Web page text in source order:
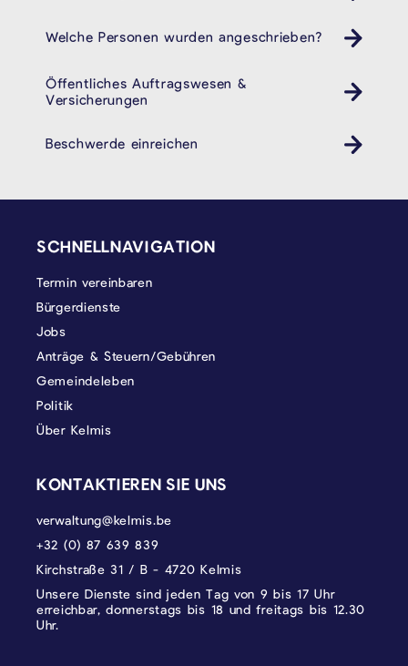
Welche Personen wurden angeschrieben?
Öffentliches Auftragswesen &
Versicherungen
Beschwerde einreichen
SCHNELLNAVIGATION
Termin vereinbaren
Bürgerdienste
Jobs
Anträge & Steuern/Gebühren
Gemeindeleben
Politik
Über Kelmis
KONTAKTIEREN SIE UNS
verwaltung@kelmis.be
+32 (0) 87 639 839
Kirchstraße 31 / B - 4720 Kelmis
Unsere Dienste sind jeden Tag von 9 bis 17 Uhr
erreichbar, donnerstags bis 18 und freitags bis 12.30
Uhr.